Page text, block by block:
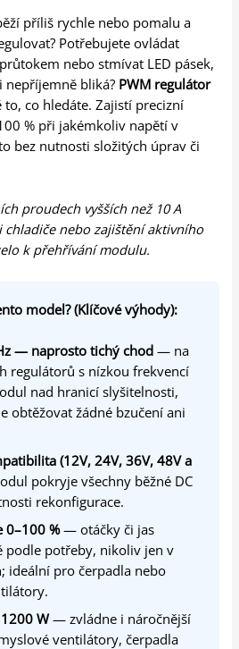
příliš rychle nebo pomalu a
Potřebujete ovládat
nebo stmívat LED pásek,
nepříjemně bliká? PWM regulátor
co hledáte. Zajistí precizní
% při jakémkoliv napětí v
bez nutnosti složitých úprav či
proudech vyšších než 10 A
nebo zajištění aktivního
k přehřívání modulu.
model? (Klíčové výhody):
— naprosto tichý chod — na
regulátorů s nízkou frekvencí
nad hranicí slyšitelnosti,
obtěžovat žádné bzučení ani
(12V, 24V, 36V, 48V a
pokryje všechny běžné DC
rekonfigurace.
0–100 %— otáčky či jas
podle potřeby, nikoliv jen v
ideální pro čerpadla nebo
W— zvládne i náročnější
ventilátory, čerpadla